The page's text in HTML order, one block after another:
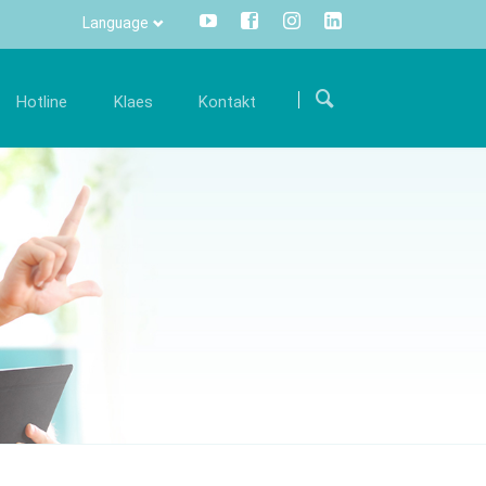
Language
navigaci
trade
pro
Všechny informace stisknutím
tlačítka - centrálně a transparentně.
Info Manager
Hotline Klaes
se součástí mezinárodního týmu a
nás svými zkušenostmi.
místa
Kontakt